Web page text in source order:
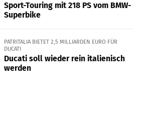
Sport-Touring mit 218 PS vom BMW-
Superbike
PATRITALIA BIETET 2,5 MILLIARDEN EURO FÜR
DUCATI
Ducati soll wieder rein italienisch
werden